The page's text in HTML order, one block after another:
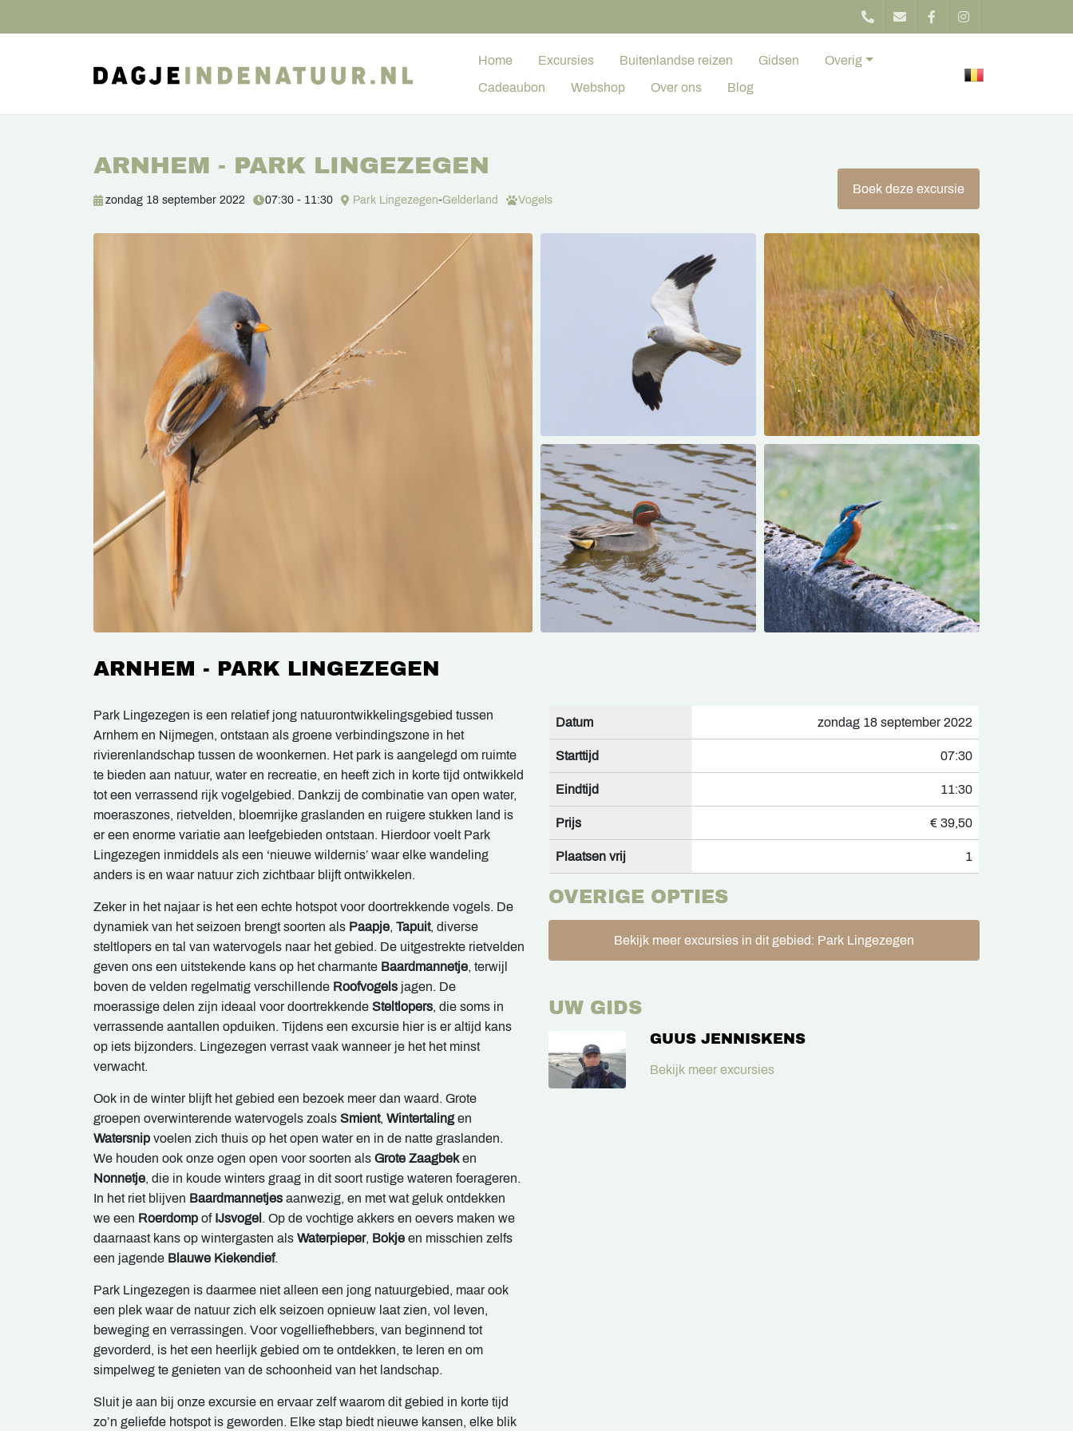
Home Excursies Buitenlandse reizen Gidsen Overig
Cadeaubon Webshop Over ons Blog
ARNHEM - PARK LINGEZEGEN
zondag 18 september 2022 07:30 - 11:30 Park Lingezegen-Gelderland Vogels
Boek deze excursie
ARNHEM - PARK LINGEZEGEN
Park Lingezegen is een relatief jong natuurontwikkelingsgebied tussen
Arnhem en Nijmegen, ontstaan als groene verbindingszone in het
rivierenlandschap tussen de woonkernen. Het park is aangelegd om ruimte
te bieden aan natuur, water en recreatie, en heeft zich in korte tijd ontwikkeld
tot een verrassend rijk vogelgebied. Dankzij de combinatie van open water,
moeraszones, rietvelden, bloemrijke graslanden en ruigere stukken land is
er een enorme variatie aan leefgebieden ontstaan. Hierdoor voelt Park
Lingezegen inmiddels als een ‘nieuwe wildernis’ waar elke wandeling
anders is en waar natuur zich zichtbaar blijft ontwikkelen.
Zeker in het najaar is het een echte hotspot voor doortrekkende vogels. De
dynamiek van het seizoen brengt soorten als Paapje, Tapuit, diverse
steltlopers en tal van watervogels naar het gebied. De uitgestrekte rietvelden
geven ons een uitstekende kans op het charmante Baardmannetje, terwijl
boven de velden regelmatig verschillende Roofvogels jagen. De
moerassige delen zijn ideaal voor doortrekkende Steltlopers, die soms in
verrassende aantallen opduiken. Tijdens een excursie hier is er altijd kans
op iets bijzonders. Lingezegen verrast vaak wanneer je het het minst
verwacht.
Ook in de winter blijft het gebied een bezoek meer dan waard. Grote
groepen overwinterende watervogels zoals Smient, Wintertalingen
Watersnip voelen zich thuis op het open water en in de natte graslanden.
We houden ook onze ogen open voor soorten als Grote Zaagbeken
Nonnetje, die in koude winters graag in dit soort rustige wateren foerageren.
In het riet blijven Baardmannetjes aanwezig, en met wat geluk ontdekken
we een Roerdomp of IJsvogel . Op de vochtige akkers en oevers maken we
daarnaast kans op wintergasten als Waterpieper, Bokje en misschien zelfs
een jagende Blauwe Kiekendief.
Park Lingezegen is daarmee niet alleen een jong natuurgebied, maar ook
een plek waar de natuur zich elk seizoen opnieuw laat zien, vol leven,
beweging en verrassingen. Voor vogelliefhebbers, van beginnend tot
gevorderd, is het een heerlijk gebied om te ontdekken, te leren en om
simpelweg te genieten van de schoonheid van het landschap.
Sluit je aan bij onze excursie en ervaar zelf waarom dit gebied in korte tijd
zo’n geliefde hotspot is geworden. Elke stap biedt nieuwe kansen, elke blik
Datum zondag 18 september 2022
Starttijd 07:30
Eindtijd 11:30
Prijs € 39,50
Plaatsen vrij 1
OVERIGE OPTIES
Bekijk meer excursies in dit gebied: Park Lingezegen
UW GIDS
GUUS JENNISKENS
Bekijk meer excursies